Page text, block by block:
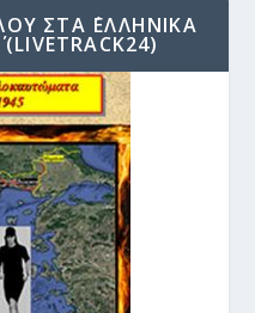
ΣΤΑ ΄ΕΛΛΗΝΙΚΆ